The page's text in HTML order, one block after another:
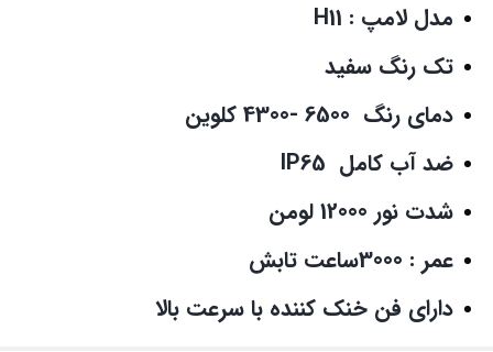
مدل لامپ : H11
تک رنگ سفید
دمای رنگ 6500 -4300 کلوین
ضد آب کامل IP65
شدت نور 12000 لومن
عمر : 3000ساعت تابش
دارای فن خنک کننده با سرعت بالا